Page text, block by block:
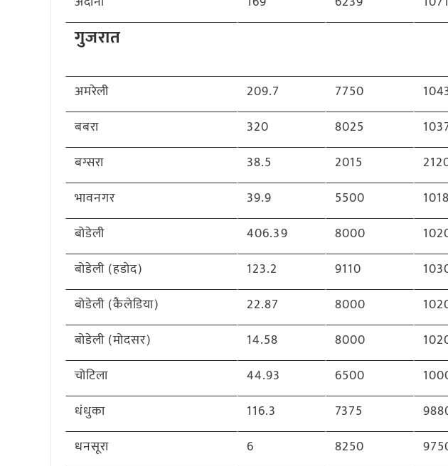
गुजरात
अमरेली 209.7 7750
बबरा
320 8025
बग्सरा
38.5 2015
भावनगर
39.9 5500
बोडेली
406.39 8000
बोडेली (हडोद)
123.2 9110
बोडेली (कैलेडिया)
22.87 8000
बोडेली (मोदसर)
14.58 8000
चोटिला
44.93 6500
धंधुका
116.3 7375
धनसूरा
6 8250